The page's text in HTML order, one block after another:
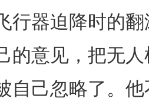
行器迫降时的
的意见，把无
自己忽略了。